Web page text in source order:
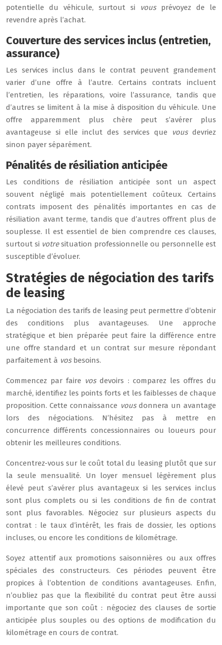
potentielle du véhicule, surtout si
vous prévoyez de le
revendre après l’achat.
Couverture des services inclus (entretien,
assurance)
Les services inclus dans le contrat peuvent grandement
varier d’une offre à l’autre. Certains contrats incluent
l’entretien, les réparations, voire l’assurance, tandis que
d’autres se limitent à la mise à disposition du véhicule. Une
offre apparemment plus chère peut s’avérer plus
avantageuse si elle inclut des services que
vous devriez
sinon payer séparément.
Pénalités de résiliation anticipée
Les conditions de résiliation anticipée sont un aspect
souvent négligé mais potentiellement coûteux. Certains
contrats imposent des pénalités importantes en cas de
résiliation avant terme, tandis que d’autres offrent plus de
souplesse. Il est essentiel de bien comprendre ces clauses,
surtout si votresituation professionnelle ou personnelle est
susceptible d’évoluer.
Stratégies de négociation des tarifs
de leasing
La négociation des tarifs de leasing peut permettre d’obtenir
des conditions plus avantageuses. Une approche
stratégique et bien préparée peut faire la différence entre
une offre standard et un contrat sur mesure répondant
parfaitement à vos besoins.
Commencez par faire vosdevoirs : comparez les offres du
marché, identifiez les points forts et les faiblesses de chaque
proposition. Cette connaissance vous donnera un avantage
lors des négociations. N’hésitez pas à mettre en
concurrence différents concessionnaires ou loueurs pour
obtenir les meilleures conditions.
Concentrez-vous sur le coût total du leasing plutôt que sur
la seule mensualité. Un loyer mensuel légèrement plus
élevé peut s’avérer plus avantageux si les services inclus
sont plus complets ou si les conditions de fin de contrat
sont plus favorables. Négociez sur plusieurs aspects du
contrat : le taux d’intérêt, les frais de dossier, les options
incluses, ou encore les conditions de kilométrage.
Soyez attentif aux promotions saisonnières ou aux offres
spéciales des constructeurs. Ces périodes peuvent être
propices à l’obtention de conditions avantageuses. Enfin,
n’oubliez pas que la flexibilité du contrat peut être aussi
importante que son coût : négociez des clauses de sortie
anticipée plus souples ou des options de modification du
kilométrage en cours de contrat.